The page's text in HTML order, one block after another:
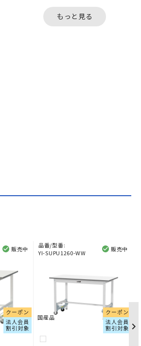
740mmと、座り作業にち
ルです。基本形と全
もっと見る
販売中
クーポン
法人会員
割引対象
品番/型番:
YI-SUPU1260-WW
販売中
クーポン
法人会員
割引対象
国産品